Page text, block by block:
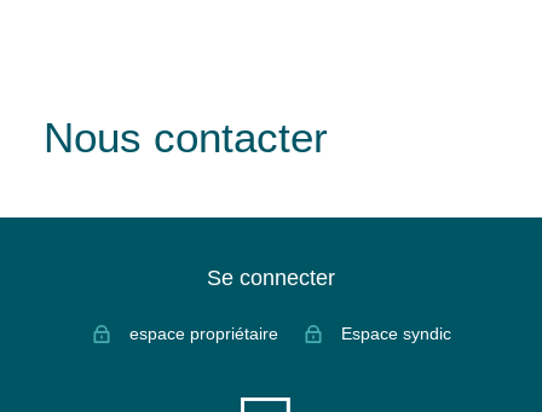
Nous contacter
Se connecter
espace propriétaire Espace syndic